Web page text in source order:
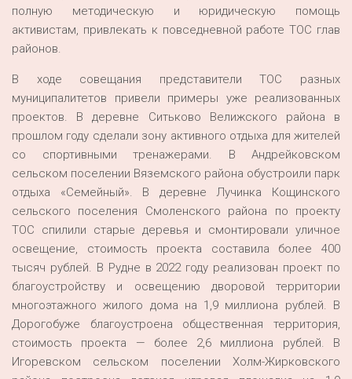
полную методическую и юридическую помощь
активистам, привлекать к повседневной работе ТОС глав
районов.
В ходе совещания представители ТОС разных
муниципалитетов привели примеры уже реализованных
проектов. В деревне Ситьково Велижского района в
прошлом году сделали зону активного отдыха для жителей
со спортивными тренажерами. В Андрейковском
сельском поселении Вяземского района обустроили парк
отдыха «Семейный». В деревне Лучинка Кощинского
сельского поселения Смоленского района по проекту
ТОС спилили старые деревья и смонтировали уличное
освещение, стоимость проекта составила более 400
тысяч рублей. В Рудне в 2022 году реализован проект по
благоустройству и освещению дворовой территории
многоэтажного жилого дома на 1,9 миллиона рублей. В
Дорогобуже благоустроена общественная территория,
стоимость проекта — более 2,6 миллиона рублей. В
Игоревском сельском поселении Холм-Жирковского